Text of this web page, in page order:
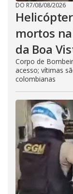
DO R7/08/08/2026
mortos
da Boa
Corpo de
acesso; vítimas
colombianas